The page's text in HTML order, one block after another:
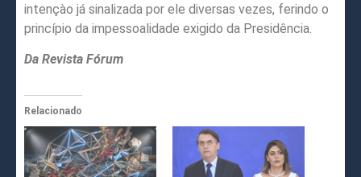
intençào já sinalizada por ele diversas vezes, ferindo o
princípio da impessoalidade exigido da Presidência.
Da Revista Fórum
Relacionado